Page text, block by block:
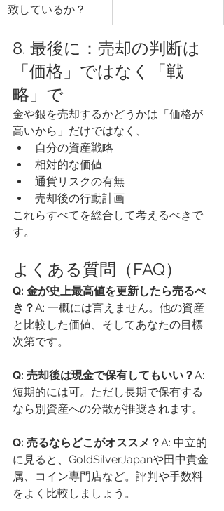
致しているか？
8. 最後に：売却の判断は
「価格」ではなく「戦
略」で
金や銀を売却するかどうかは「価格が
高いから」だけではなく、
自分の資産戦略
相対的な価値
通貨リスクの有無
売却後の行動計画
これらすべてを総合して考えるべきで
す。
よくある質問（FAQ）
Q: 金が史上最高値を更新したら売るべ
き？A: 一概には言えません。他の資産
と比較した価値、そしてあなたの目標
次第です。
Q: 売却後は現金で保有してもいい？A:
短期的には可。ただし長期で保有する
なら別資産への分散が推奨されます。
Q: 売るならどこがオススメ？A: 中立的
に見ると、GoldSilverJapanや田中貴金
属、コイン専門店など。評判や手数料
をよく比較しましょう。